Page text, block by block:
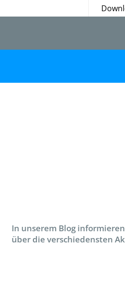
In unserem Blog
über die verschiedensten